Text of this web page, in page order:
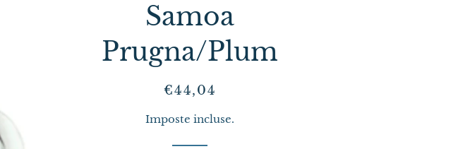
Samoa
Prugna/Plum
Prezzo
listino
Prezzo
€44,04
Imposte incluse.